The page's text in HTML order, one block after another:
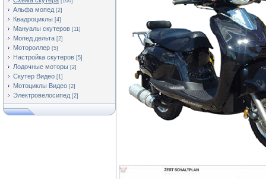
Альфа мопед [2]
Квадроциклы [4]
Мануалы скутеров [11]
Мопед дельта [2]
Мотороллер [5]
Настройка скутеров [5]
Лодочные моторы [2]
Скутер Видео [1]
Мотоциклы Видео [2]
Электровелосипед [2]